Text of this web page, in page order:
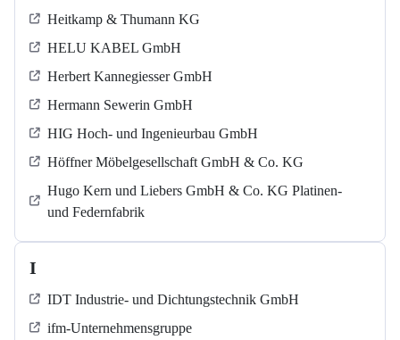
Heitkamp & Thumann KG
HELU KABEL GmbH
Herbert Kannegiesser GmbH
Hermann Sewerin GmbH
HIG Hoch- und Ingenieurbau GmbH
Höffner Möbelgesellschaft GmbH & Co. KG
Hugo Kern und Liebers GmbH & Co. KG Platinen-
und Federnfabrik
I
IDT Industrie- und Dichtungstechnik GmbH
ifm-Unternehmensgruppe